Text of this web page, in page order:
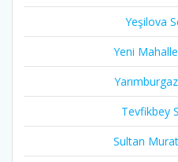
Yeşilova
Yeni
Tevfikbey
Sultan